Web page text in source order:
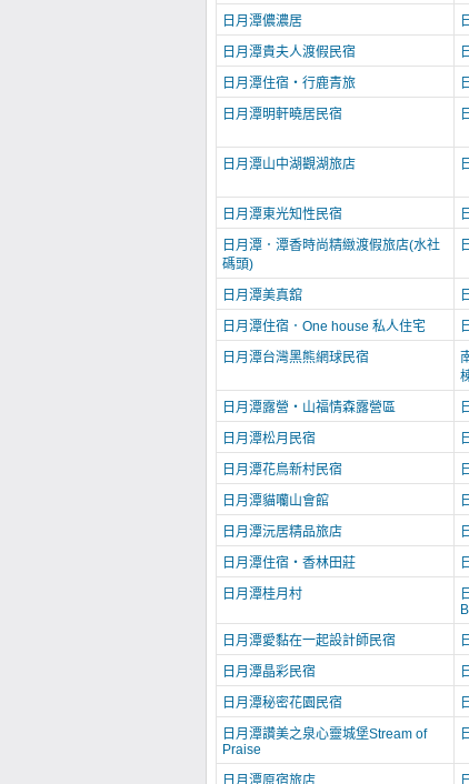
日月潭儂濃居
日月潭貴夫人渡假民宿
日月潭住宿‧行鹿青旅
日月潭明軒曉居民宿
日月潭山中湖觀湖旅店
日月潭東光知性民宿
日月潭．潭香時尚精緻渡假旅店(水社
碼頭)
日月潭美真舘
日月潭住宿．One house 私人住宅
日月潭台灣黑熊網球民宿
日月潭露營‧山福情森露營區
日月潭松月民宿
日月潭花鳥新村民宿
日月潭貓囒山會館
日月潭沅居精品旅店
日月潭住宿‧香林田莊
日月潭桂月村
日月潭愛黏在一起設計師民宿
日月潭晶彩民宿
日月潭秘密花園民宿
日月潭讚美之泉心靈城堡Stream of
Praise
日月潭原宿旅店